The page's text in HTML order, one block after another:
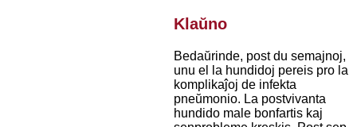
Klaŭno
Bedaŭrinde, post du semajnoj,
unu el la hundidoj pereis pro la
komplikaĵoj de infekta
pneŭmonio. La postvivanta
hundido male bonfartis kaj